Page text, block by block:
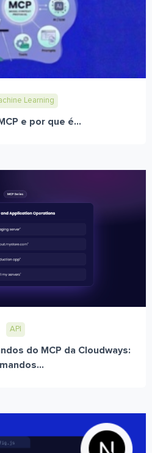
Learning
e por que é...
API
do MCP da Cloudways: